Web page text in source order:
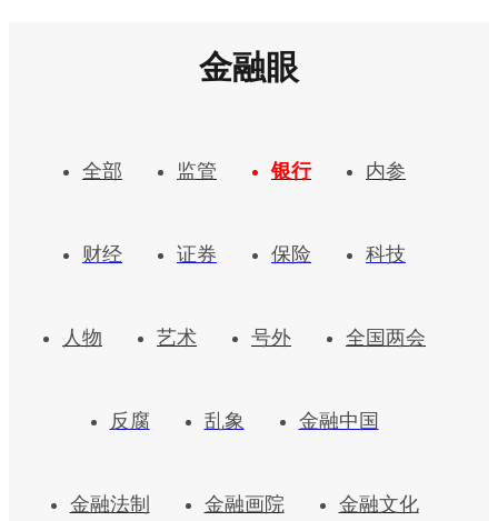
金融眼
全部 监管 银行 内参
财经 证券 保险 科技
人物 艺术 号外 全国两会
反腐 乱象 金融中国
金融法制 金融画院 金融文化